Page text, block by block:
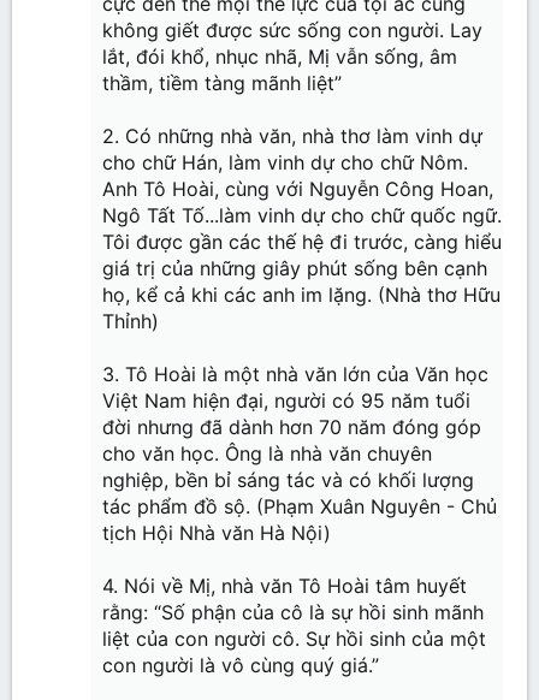
không giết được sức sống con người. Lay
lắt, đói khổ, nhục nhã, Mị vẫn sống, âm
thầm, tiềm tàng mãnh liệt”
2. Có những nhà văn, nhà thơ làm vinh dự
cho chữ Hán, làm vinh dự cho chữ Nôm.
Anh Tô Hoài, cùng với Nguyễn Công Hoan,
Ngô Tất Tố...làm vinh dự cho chữ quốc ngữ.
Tôi được gần các thế hệ đi trước, càng hiểu
giá trị của những giây phút sống bên cạnh
họ, kể cả khi các anh im lặng. (Nhà thơ Hữu
Thỉnh)
3. Tô Hoài là một nhà văn lớn của Văn học
Việt Nam hiện đại, người có 95 năm tuổi
đời nhưng đã dành hơn 70 năm đóng góp
cho văn học. Ông là nhà văn chuyên
nghiệp, bền bỉ sáng tác và có khối lượng
tác phẩm đồ sộ. (Phạm Xuân Nguyên - Chủ
tịch Hội Nhà văn Hà Nội)
4. Nói về Mị, nhà văn Tô Hoài tâm huyết
rằng: “Số phận của cô là sự hồi sinh mãnh
liệt của con người cô. Sự hồi sinh của một
con người là vô cùng quý giá.”